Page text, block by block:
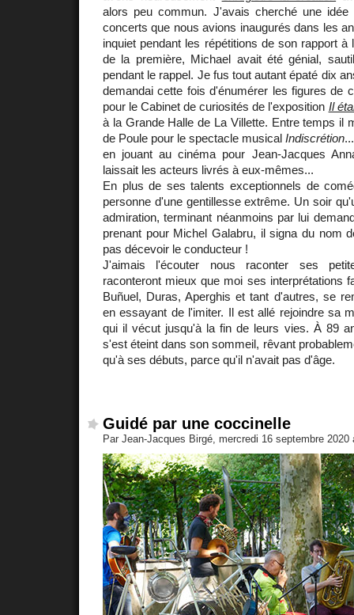
alors peu commun. J'avais cherché une
concerts que nous avions inaugurés dans les
inquiet pendant les répétitions de son rapport
de la première, Michael avait été génial,
pendant le rappel. Je fus tout autant épaté dix
demandai cette fois d'énumérer les figures de
pour le Cabinet de curiosités de l'exposition Il
à la Grande Halle de La Villette. Entre temps il
de Poule pour le spectacle musical Indiscrétion
en jouant au cinéma pour Jean-Jacques
laissait les acteurs livrés à eux-mêmes...
En plus de ses talents exceptionnels de
personne d'une gentillesse extrême. Un soir
admiration, terminant néanmoins par lui
prenant pour Michel Galabru, il signa du nom
pas décevoir le conducteur !
J'aimais l'écouter nous raconter ses
raconteront mieux que moi ses interprétations
Buñuel, Duras, Aperghis et tant d'autres, se
en essayant de l'imiter. Il est allé rejoindre sa
qui il vécut jusqu'à la fin de leurs vies. À 89
s'est éteint dans son sommeil, rêvant
qu'à ses débuts, parce qu'il n'avait pas d'âge.
Guidé par une coccinelle
Par Jean-Jacques Birgé, mercredi 16 septembre